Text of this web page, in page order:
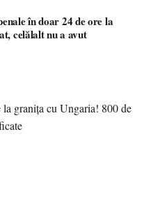
în doar 24 de ore la
celălalt nu a avut